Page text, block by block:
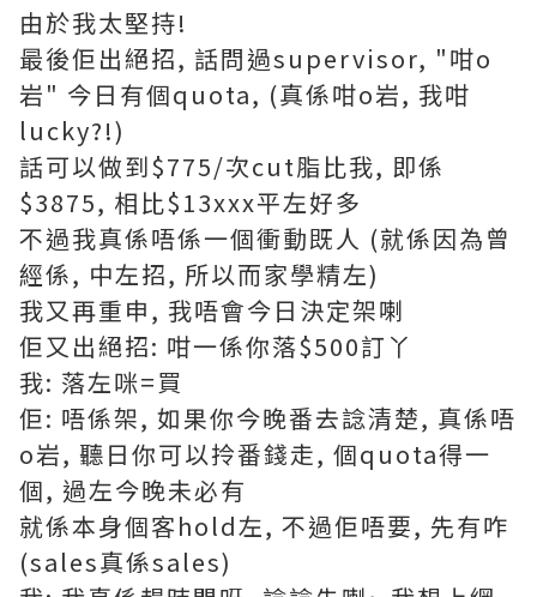
由於我太堅持!
最後佢出絕招, 話問過supervisor, "咁o
岩" 今日有個quota, (真係咁o岩, 我咁
lucky?!)
話可以做到$775/次cut脂比我, 即係
$3875, 相比$13xxx平左好多
不過我真係唔係一個衝動既人 (就係因為曾
經係, 中左招, 所以而家學精左)
我又再重申, 我唔會今日決定架喇
佢又出絕招: 咁一係你落$500訂丫
我: 落左咪=買
佢: 唔係架, 如果你今晚番去諗清楚, 真係唔
o岩, 聽日你可以拎番錢走, 個quota得一
個, 過左今晚未必有
就係本身個客hold左, 不過佢唔要, 先有咋
(sales真係sales)